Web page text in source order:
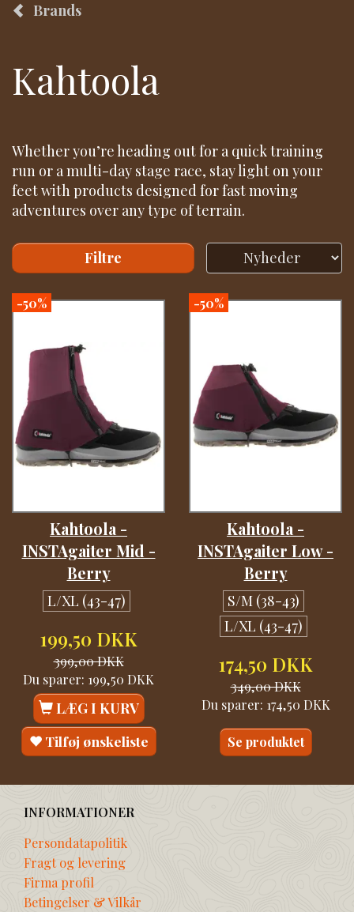
Brands
Kahtoola
Whether you’re heading out for a quick training
run or a multi-day stage race, stay light on your
feet with products designed for fast moving
adventures over any type of terrain.
Filtre
-50%
Kahtoola -
INSTAgaiter Mid -
Berry
L/XL (43-47)
199,50 DKK
399,00 DKK
Du sparer: 199,50 DKK
LÆG I KURV
Tilføj ønskeliste
-50%
Kahtoola -
INSTAgaiter Low -
Berry
S/M (38-43)
L/XL (43-47)
174,50 DKK
349,00 DKK
Du sparer: 174,50 DKK
Se produktet
INFORMATIONER
Persondatapolitik
Fragt og levering
Firma profil
Betingelser & Vilkår